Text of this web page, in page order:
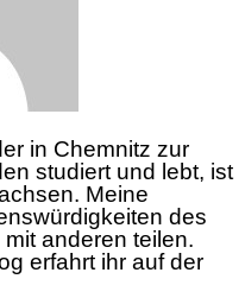
in Chemnitz zur
studiert und lebt, ist
Meine
des
anderen teilen.
erfahrt ihr auf der